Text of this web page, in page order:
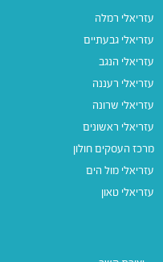
עזריאלי רמלה
עזריאלי גבעתיים
עזריאלי הנגב
עזריאלי רעננה
עזריאלי שרונה
עזריאלי ראשונים
מרכז העסקים חולון
עזריאלי מול הים
עזריאלי טאון